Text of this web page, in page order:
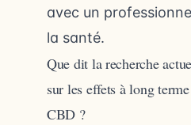
avec un
la santé.
Que dit la recherche
sur les effets à long
CBD ?